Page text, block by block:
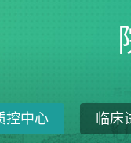
控中心 临床